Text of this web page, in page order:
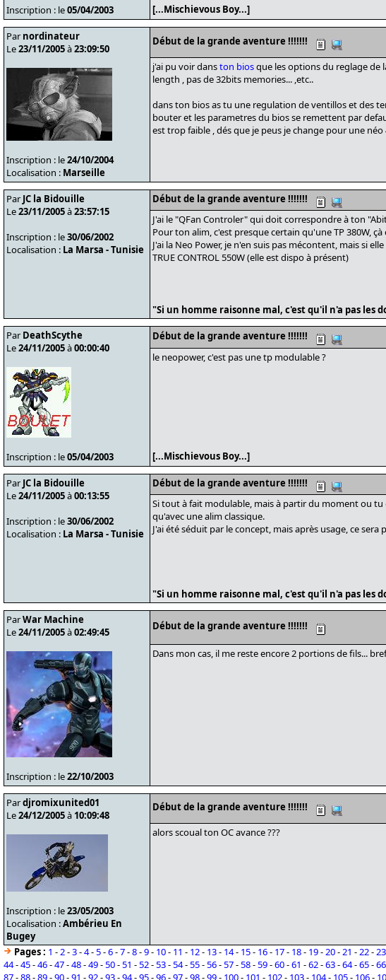
Inscription : le05/04/2003 [...Mischievous Boy...]
Par nordinateur
Le23/11/2005à23:09:50
Inscription : le24/10/2004
Localisation : Marseille
Début de la grande aventure !!!!!!!
j'ai pu voir danston biosque les options du reglage de
length , pas de 32bits memories... ,etc..
dans ton bios as tu une regulation de ventillos et des
bouter et les parametres du bios se remettent par
est trop faible , dés que je peus je change pour une néo
Par JC la Bidouille
Le23/11/2005à23:57:15
Inscription : le30/06/2002
Localisation : La Marsa - Tunisie
Début de la grande aventure !!!!!!!
J'ai le "QFan Controler" qui doit correspondre à ton
Pour ton alim, c'est presque certain qu'une TP 380W,
J'ai la Neo Power, je n'en suis pas mécontent, mais si
TRUE CONTROL 550W (elle est dispo à présent)
"Si un homme raisonne mal, c'est qu'il n'a pas les
Par DeathScythe
Le24/11/2005à00:00:40
Inscription : le05/04/2003
Début de la grande aventure !!!!!!!
le neopower, c'est pas une tp modulable ?
[...Mischievous Boy...]
Par JC la Bidouille
Le24/11/2005à00:13:55
Inscription : le30/06/2002
Localisation : La Marsa - Tunisie
Début de la grande aventure !!!!!!!
Si tout à fait modulable, mais à partir du moment ou
qu'avec une alim classique.
J'ai été séduit par le concept, mais après usage, ce
"Si un homme raisonne mal, c'est qu'il n'a pas les
ParWar Machine
Le24/11/2005à02:49:45
Inscription : le22/10/2003
Début de la grande aventure !!!!!!!
Dans mon cas, il me reste encore 2 portions de fils...
Pardjromixunited01
Le24/12/2005à 10:09:48
Inscription : le23/05/2003
Localisation :Ambérieu En
Bugey
Début de la grande aventure !!!!!!!
alors scoual ton OC avance ???
Pages : 1 -2-3-4-5-6-7-8-9- 10- 11 - 12- 13- 14- 15- 16- 17- 18- 19-20-21 -22-23
44-45-46-47-48-49-50-51 -52-53-54-55-56-57-58-59-60-61 -62-63-64-65-66
87-88-89-90-91 -92-93-94-95-96-97-98-99- 100- 101 - 102- 103- 104- 105- 106-